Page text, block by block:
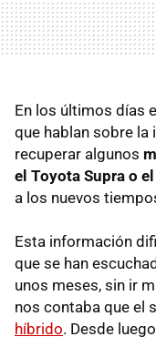
En los últimos días
que hablan sobre
recuperar algunos
el Toyota Supra o
a los nuevos
Esta información
que se han
unos meses, sin ir
nos contaba que el
híbrido. Desde